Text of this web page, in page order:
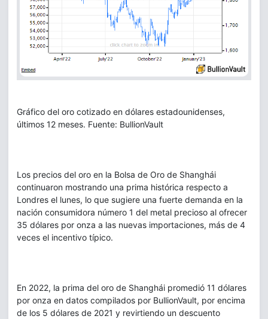
Gráfico del oro cotizado en dólares estadounidenses,
últimos 12 meses. Fuente: BullionVault
Los precios del oro en la Bolsa de Oro de Shanghái
continuaron mostrando una prima histórica respecto a
Londres el lunes, lo que sugiere una fuerte demanda en la
nación consumidora número 1 del metal precioso al ofrecer
35 dólares por onza a las nuevas importaciones, más de 4
veces el incentivo típico.
En 2022, la prima del oro de Shanghái promedió 11 dólares
por onza en datos compilados por BullionVault, por encima
de los 5 dólares de 2021 y revirtiendo un descuento